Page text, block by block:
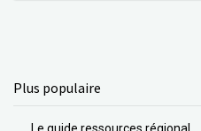
Plus populaire